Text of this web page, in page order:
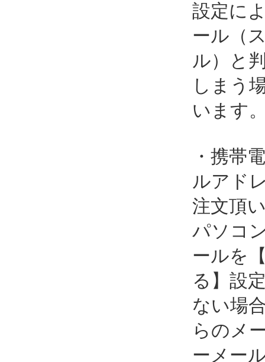
設定に
ール（
ル）と
しまう
います
・携帯
ルアド
注文頂
パソコ
ールを
る】設
ない場
らのメ
ーメー